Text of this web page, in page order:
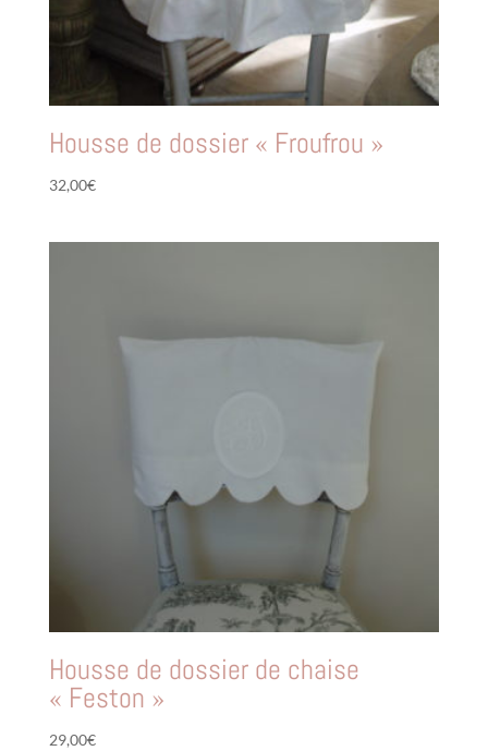
Housse de dossier « Froufrou »
32,00€
Housse de dossier de chaise
« Feston »
29,00€